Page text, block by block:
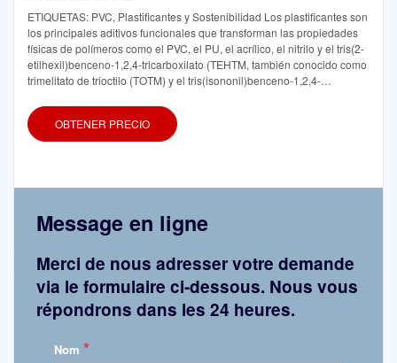
ETIQUETAS: PVC, Plastificantes y Sostenibilidad Los plastificantes son
los principales aditivos funcionales que transforman las propiedades
físicas de polímeros como el PVC, el PU, el acrílico, el nitrilo y el tris(2-
etilhexil)benceno-1,2,4-tricarboxilato (TEHTM, también conocido como
trimelitato de trioctilo (TOTM) y el tris(isononil)benceno-1,2,4-
derivan del ácido 1,6-hexanodioico, también conocido como ácido
adípico. A menudo se utilizan en aplicaciones que requieren baja
OBTENER PRECIO
Message en ligne
Merci de nous adresser votre demande
via le formulaire ci-dessous. Nous vous
répondrons dans les 24 heures.
Nom *